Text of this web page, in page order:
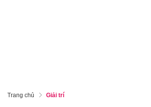
Trang chủ Giải trí